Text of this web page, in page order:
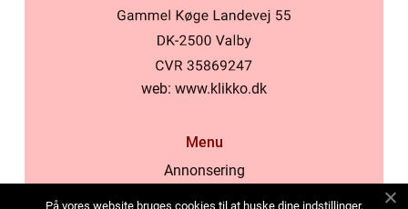
web: www.klikko.dk
Menu
Annonsering
På vores website bruges cookies til at huske dine indstillinger,